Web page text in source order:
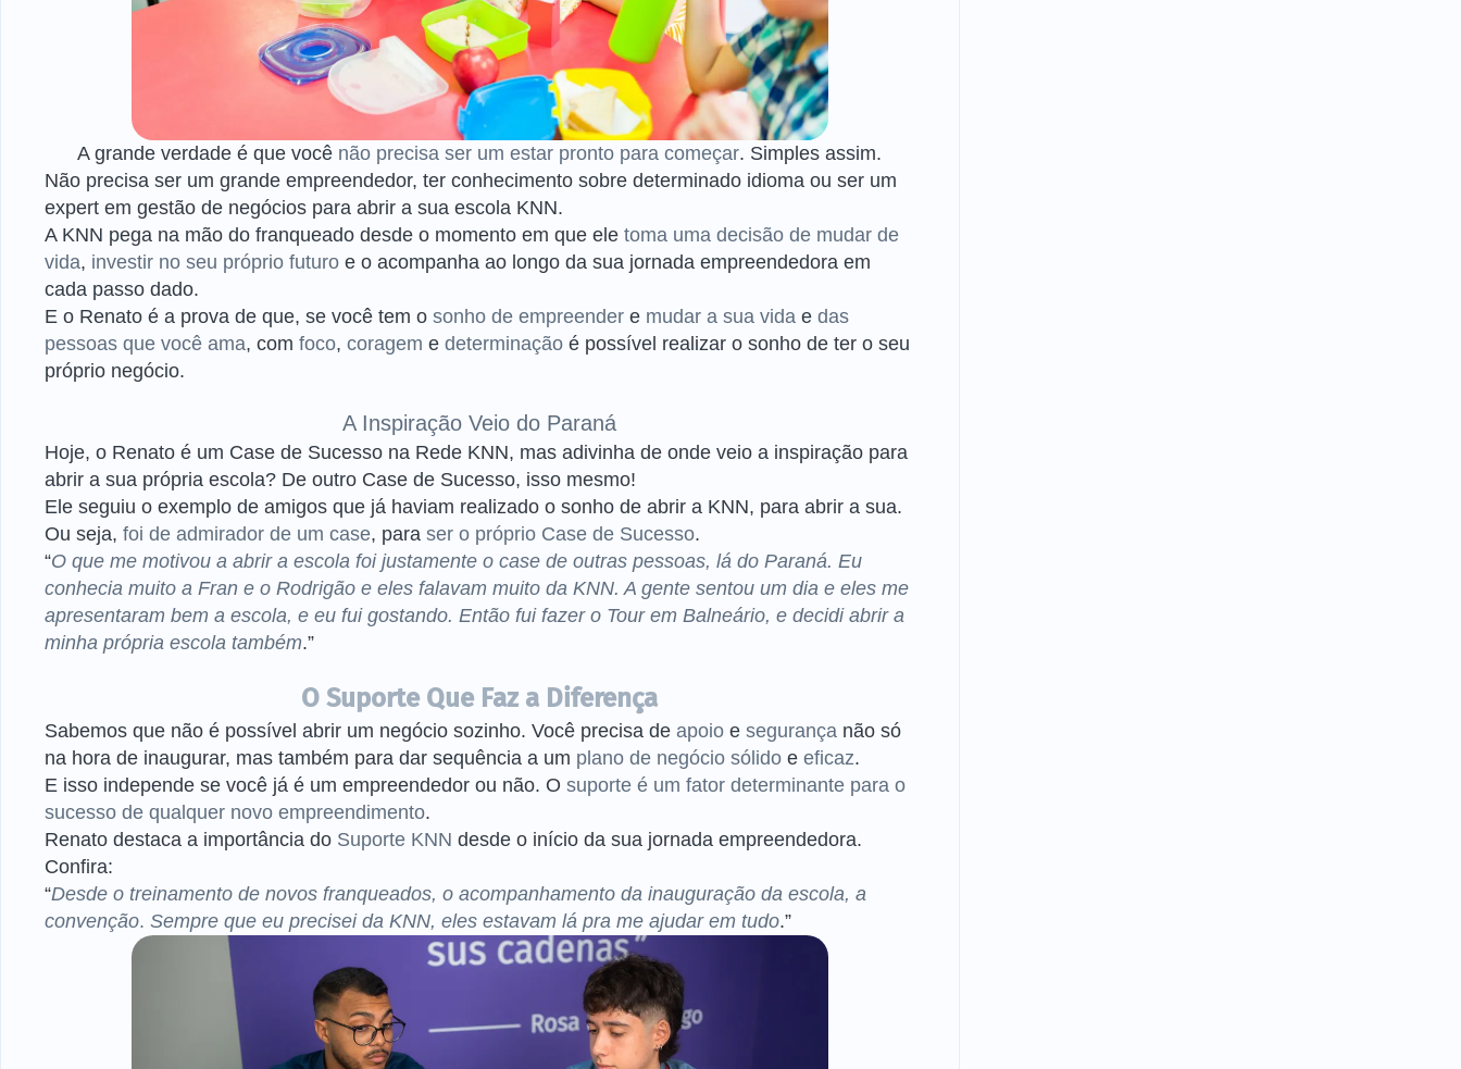
A grande verdade é que você não precisa ser um estar pronto para começar. Simples assim.
Não precisa ser um grande empreendedor, ter conhecimento sobre determinado idioma ou ser um
expert em gestão de negócios para abrir a sua escola KNN.
A KNN pega na mão do franqueado desde o momento em que ele toma uma decisão de mudar de
vida, investir no seu próprio futuro e o acompanha ao longo da sua jornada empreendedora em
cada passo dado.
E o Renato é a prova de que, se você tem o sonho de empreender e mudar a sua vida e das
pessoas que você ama, com foco, coragem e determinação é possível realizar o sonho de ter o seu
próprio negócio.
A Inspiração Veio do Paraná
Hoje, o Renato é um Case de Sucesso na Rede KNN, mas adivinha de onde veio a inspiração para
abrir a sua própria escola? De outro Case de Sucesso, isso mesmo!
Ele seguiu o exemplo de amigos que já haviam realizado o sonho de abrir a KNN, para abrir a sua.
Ou seja, foi de admirador de um case, para ser o próprio Case de Sucesso.
“O que me motivou a abrir a escola foi justamente o case de outras pessoas, lá do Paraná. Eu
conhecia muito a Fran e o Rodrigão e eles falavam muito da KNN. A gente sentou um dia e eles me
apresentaram bem a escola, e eu fui gostando. Então fui fazer o Tour em Balneário, e decidi abrir a
minha própria escola também.”
O Suporte Que Faz a Diferença
Sabemos que não é possível abrir um negócio sozinho. Você precisa de apoio e segurança não só
na hora de inaugurar, mas também para dar sequência a um plano de negócio sólido e eficaz.
E isso independe se você já é um empreendedor ou não. O suporte é um fator determinante para o
sucesso de qualquer novo empreendimento.
Renato destaca a importância do Suporte KNN desde o início da sua jornada empreendedora.
Confira:
“Desde o treinamento de novos franqueados, o acompanhamento da inauguração da escola, a
convenção. Sempre que eu precisei da KNN, eles estavam lá pra me ajudar em tudo.”